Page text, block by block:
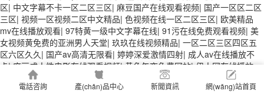
電話咨詢 產(chǎn)品中心 新聞資訊 網(wǎng)站首頁
区| 中文字幕不卡一区二区三区| 麻豆国产在线观看视频| 国产一区区二区
三区| 视频一区视频二区中文精品| 色视频在线一区二区三区| 欧美精品
mv在线播放观看| 97特黄一级中文字幕在线| 91污在线免费观看视频| 美
女视频黄免费的亚洲男人天堂| 玖玖在线视频精品| 一区二区三区四区五
区六区久久 | 国产av高清无限看| 婷婷深爱激情四射| 成人av在线播放不
卡| 麻豆成人性电影在线观看视频| 黄色午夜免费网站| 伊人网在线播放av
手机在线日韩av 亚洲一卡2卡三卡 超碰人人97青青草
日韩中文
字幕一区二区高清
日韩毛片短视频在线播放|亚洲国产久一区二区三区